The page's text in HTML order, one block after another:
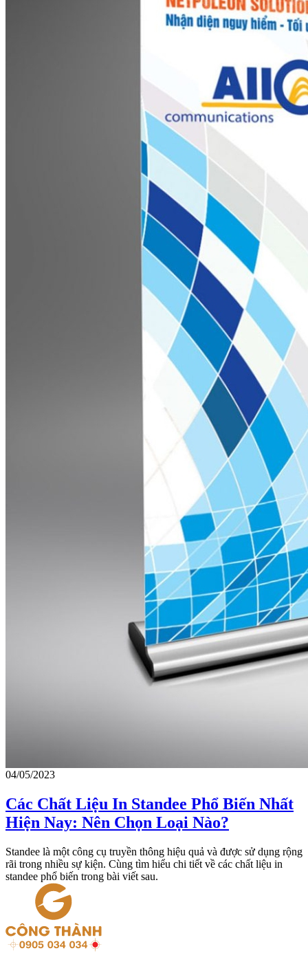
04/05/2023
Các Chất Liệu In Standee Phổ Biến Nhất
Hiện Nay: Nên Chọn Loại Nào?
Standee là một công cụ truyền thông hiệu quả và được sử dụng rộng
rãi trong nhiều sự kiện. Cùng tìm hiểu chi tiết về các chất liệu in
standee phổ biến trong bài viết sau.